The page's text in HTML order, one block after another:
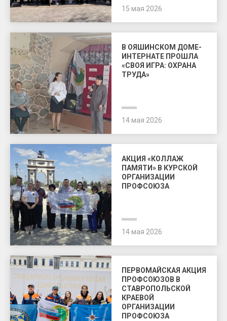
15 мая 2026
В ОЯШИНСКОМ ДОМЕ-
ИНТЕРНАТЕ ПРОШЛА
«СВОЯ ИГРА: ОХРАНА
ТРУДА»
14 мая 2026
АКЦИЯ «КОЛЛАЖ
ПАМЯТИ» В КУРСКОЙ
ОРГАНИЗАЦИИ
ПРОФСОЮЗА
14 мая 2026
ПЕРВОМАЙСКАЯ АКЦИЯ
ПРОФСОЮЗОВ В
СТАВРОПОЛЬСКОЙ
КРАЕВОЙ
ОРГАНИЗАЦИИ
ПРОФСОЮЗА